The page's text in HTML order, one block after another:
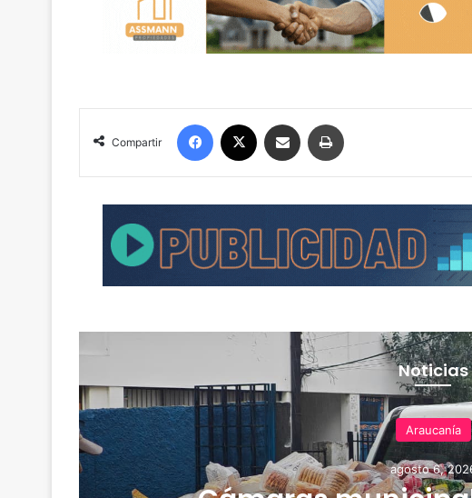
Compartir
Noticias
Araucanía
agosto 6,